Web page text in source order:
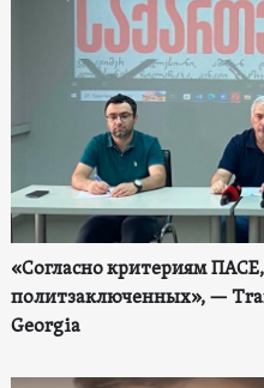
«Согласно критериям ПАСЕ,
политзаключенных», —
Georgia